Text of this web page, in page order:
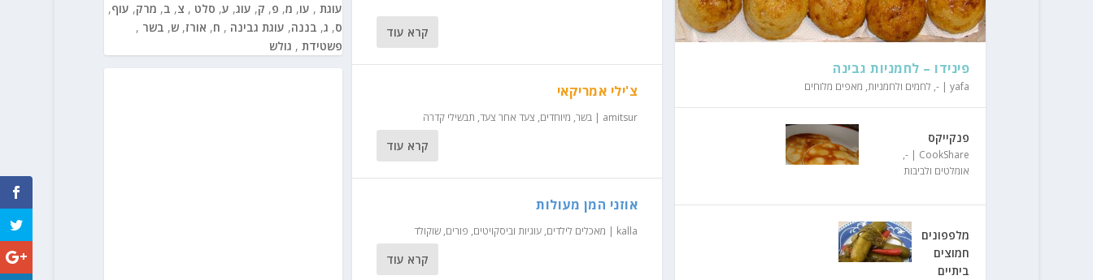
פינידו – לחמניות גבינה
yafa
|
-
, לחמים ולחמניות, מאפים מלוחים
פנקייקס
CookShare
|
-
,
אומלטים ולביבות
מלפפונים
חמוצים
ביתיים
קרא עוד
צ'ילי אמריקאי
amitsur בשר, מיוחדים, צעד אחר צעד, תבשילי קדרה
קרא עוד
אוזני המן מעולות
kalla מאכלים לילדים, עוגיות וביסקויטים, פורים, שוקולד
קרא עוד
עוגת , עו, מ, פ, ק, עוג, ע, סלט , צ, ב, מרק, עוף,
ס, ג, בננה, עוגת גבינה , ח, אורז,ש, בשר ,
פשטידת , גולש